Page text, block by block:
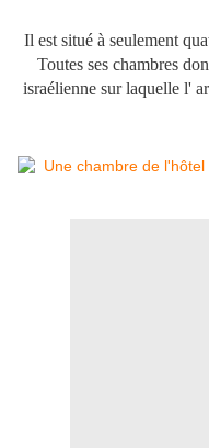
Il est situé à seulement
Toutes ses chambres
israélienne sur laquelle l'